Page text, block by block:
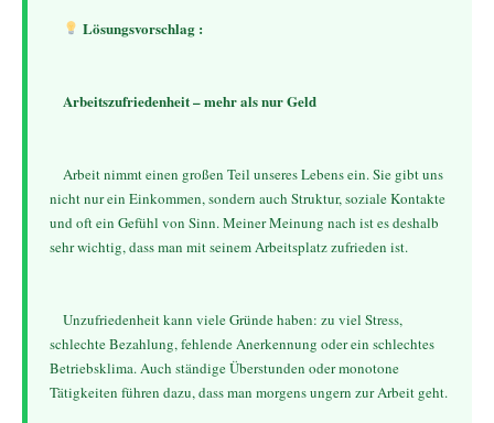
Lösungsvorschlag :
Arbeitszufriedenheit – mehr als nur Geld
nicht nur ein Einkommen, sondern auch Struktur, soziale Kontakte
und oft ein Gefühl von Sinn. Meiner Meinung nach ist es deshalb
sehr wichtig, dass man mit seinem Arbeitsplatz zufrieden ist.
schlechte Bezahlung, fehlende Anerkennung oder ein schlechtes
Betriebsklima. Auch ständige Überstunden oder monotone
Tätigkeiten führen dazu, dass man morgens ungern zur Arbeit geht.